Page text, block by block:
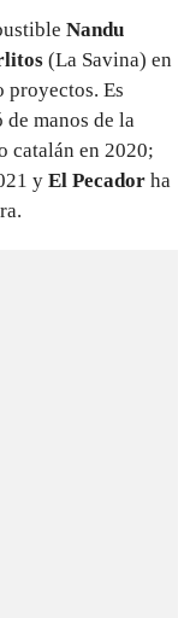
Nandu
(La Savina) en
proyectos. Es
manos de la
catalán en 2020;
y El Pecador ha